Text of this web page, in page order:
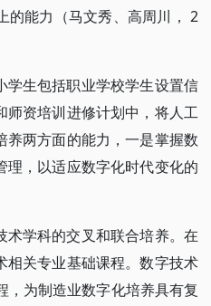
的能力（马文秀、高周川， 2
生包括职业学校学生设置信
师资培训进修计划中，将人工
两方面的能力，一是掌握数
，以适应数字化时代变化的
学科的交叉和联合培养。在
相关专业基础课程。数字技术
为制造业数字化培养具有复